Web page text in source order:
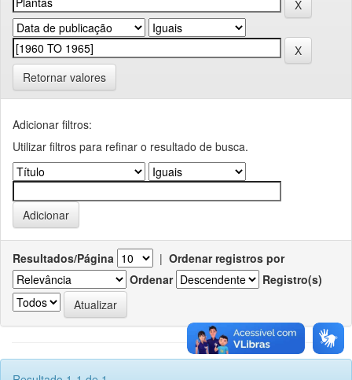
Retornar valores
Adicionar filtros:
Utilizar filtros para refinar o resultado de busca.
Resultados/Página | Ordenar registros por
Ordenar
Registro(s)